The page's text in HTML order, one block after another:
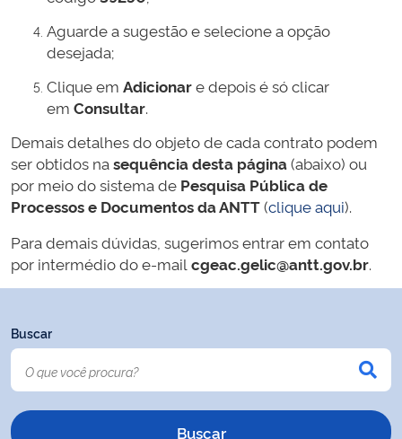
Aguarde a sugestão e selecione a opção
desejada;
Clique em Adicionare depois é só clicar
em Consultar.
Demais detalhes do objeto de cada contrato podem
ser obtidos nasequência desta página(abaixo) ou
por meio do sistema de Pesquisa Pública de
Processos e Documentos da ANTT(clique aqui).
Para demais dúvidas, sugerimos entrar em contato
por intermédio do e-mail cgeac.gelic@antt.gov.br.
Buscar